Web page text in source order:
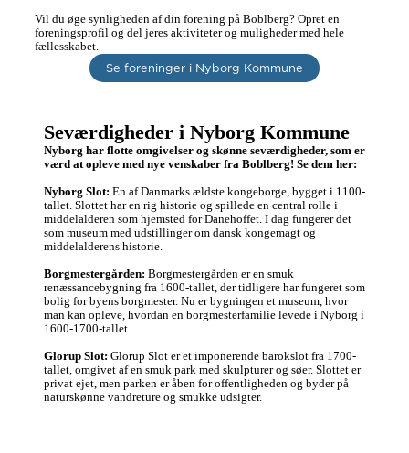
Vil du øge synligheden af din forening på Boblberg? Opret en
foreningsprofil og del jeres aktiviteter og muligheder med hele
fællesskabet.
Se foreninger i Nyborg Kommune
Seværdigheder i Nyborg Kommune
Nyborg har flotte omgivelser og skønne seværdigheder, som er
værd at opleve med nye venskaber fra Boblberg! Se dem her:
Nyborg Slot: En af Danmarks ældste kongeborge, bygget i 1100-
tallet. Slottet har en rig historie og spillede en central rolle i
middelalderen som hjemsted for Danehoffet. I dag fungerer det
som museum med udstillinger om dansk kongemagt og
middelalderens historie.
Borgmestergården: Borgmestergården er en smuk
renæssancebygning fra 1600-tallet, der tidligere har fungeret som
bolig for byens borgmester. Nu er bygningen et museum, hvor
man kan opleve, hvordan en borgmesterfamilie levede i Nyborg i
1600-1700-tallet.
Glorup Slot: Glorup Slot er et imponerende barokslot fra 1700-
tallet, omgivet af en smuk park med skulpturer og søer. Slottet er
privat ejet, men parken er åben for offentligheden og byder på
naturskønne vandreture og smukke udsigter.